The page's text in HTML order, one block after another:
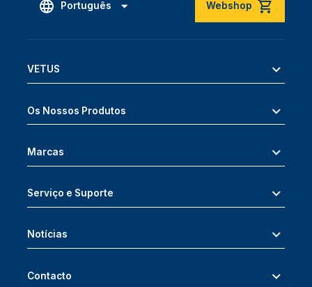
Português Webshop
VETUS
Os Nossos Produtos
Marcas
Serviço e Suporte
Notícias
Contacto